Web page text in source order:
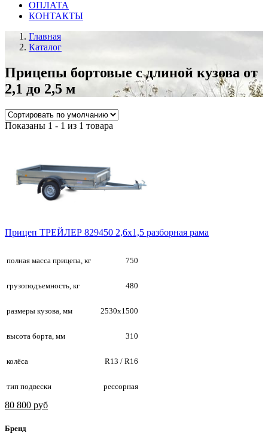
ОПЛАТА
КОНТАКТЫ
Главная
Каталог
Прицепы бортовые с длиной кузова от
2,1 до 2,5 м
Показаны 1 - 1 из 1 товара
Прицеп ТРЕЙЛЕР 829450 2,6х1,5 разборная рама
полная масса прицепа, кг 750
грузоподъемность, кг 480
размеры кузова, мм 2530х1500
высота борта, мм 310
колёса R13 / R16
тип подвески рессорная
80 800 руб
Бренд